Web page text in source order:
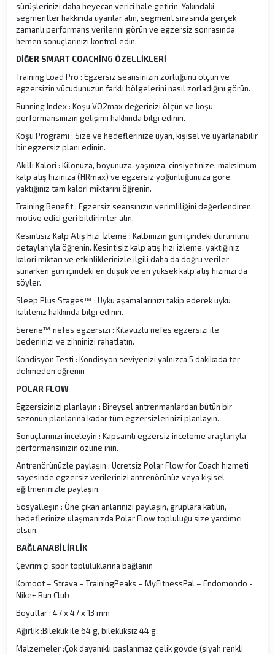
sürüşlerinizi daha heyecan verici hale getirin. Yakındaki
segmentler hakkında uyarılar alın, segment sırasında gerçek
zamanlı performans verilerini görün ve egzersiz sonrasında
hemen sonuçlarınızı kontrol edin.
DİĞER SMART COACHİNG ÖZELLİKLERİ
Training Load Pro : Egzersiz seansınızın zorluğunu ölçün ve
egzersizin vücudunuzun farklı bölgelerini nasıl zorladığını görün.
Running Index : Koşu VO2max değerinizi ölçün ve koşu
performansınızın gelişimi hakkında bilgi edinin.
Koşu Programı : Size ve hedeflerinize uyan, kişisel ve uyarlanabilir
bir egzersiz planı edinin.
Akıllı Kalori : Kilonuza, boyunuza, yaşınıza, cinsiyetinize, maksimum
kalp atış hızınıza (HRmax) ve egzersiz yoğunluğunuza göre
yaktığınız tam kalori miktarını öğrenin.
Training Benefit : Egzersiz seansınızın verimliliğini değerlendiren,
motive edici geri bildirimler alın.
Kesintisiz Kalp Atış Hızı İzleme : Kalbinizin gün içindeki durumunu
detaylarıyla öğrenin. Kesintisiz kalp atış hızı izleme, yaktığınız
kalori miktarı ve etkinliklerinizle ilgili daha da doğru veriler
sunarken gün içindeki en düşük ve en yüksek kalp atış hızınızı da
söyler.
Sleep Plus Stages™ : Uyku aşamalarınızı takip ederek uyku
kaliteniz hakkında bilgi edinin.
Serene™ nefes egzersizi : Kılavuzlu nefes egzersizi ile
bedeninizi ve zihninizi rahatlatın.
Kondisyon Testi : Kondisyon seviyenizi yalnızca 5 dakikada ter
dökmeden öğrenin
POLAR FLOW
Egzersizinizi planlayın : Bireysel antrenmanlardan bütün bir
sezonun planlarına kadar tüm egzersizlerinizi planlayın.
Sonuçlarınızı inceleyin : Kapsamlı egzersiz inceleme araçlarıyla
performansınızın özüne inin.
Antrenörünüzle paylaşın : Ücretsiz Polar Flow for Coach hizmeti
sayesinde egzersiz verilerinizi antrenörünüz veya kişisel
eğitmeninizle paylaşın.
Sosyalleşin : Öne çıkan anlarınızı paylaşın, gruplara katılın,
hedeflerinize ulaşmanızda Polar Flow topluluğu size yardımcı
olsun.
BAĞLANABİLİRLİK
Çevrimiçi spor topluluklarına bağlanın
Komoot – Strava – TrainingPeaks – MyFitnessPal – Endomondo -
Nike+ Run Club
Boyutlar : 47 x 47 x 13 mm
Ağırlık :Bileklik ile 64 g, bilekliksiz 44 g.
Malzemeler :Çok dayanıklı paslanmaz çelik gövde (siyah renkli